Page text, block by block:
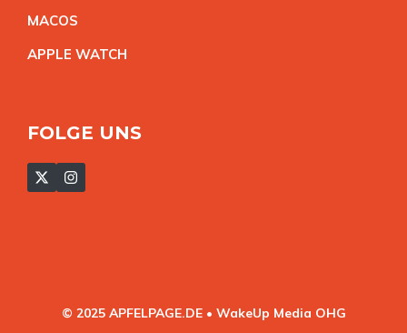
MACOS
APPLE WATCH
FOLGE UNS
© 2025 APFELPAGE.DE • WakeUp Media OHG